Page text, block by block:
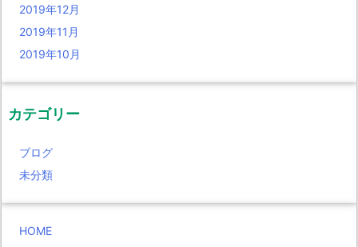
2019年12月
2019年11月
2019年10月
カテゴリー
ブログ
未分類
HOME